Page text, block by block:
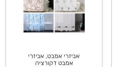
אביזרי אמבט, אביזרי
אמבט דקורציה